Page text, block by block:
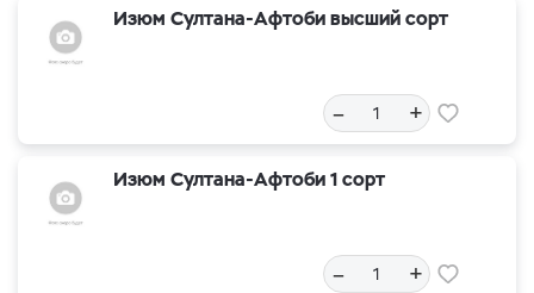
Изюм Султана-Афтоби высший сорт
– +
Изюм Султана-Афтоби 1 сорт
– +